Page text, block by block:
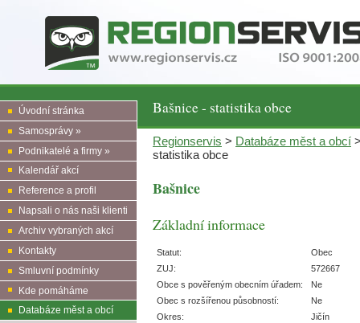
Bašnice - statistika obce
Úvodní stránka
Samosprávy »
Podnikatelé a firmy »
Kalendář akcí
Reference a profil
Napsali o nás naši klienti
Archiv vybraných akcí
Kontakty
Smluvní podmínky
Kde pomáháme
Databáze měst a obcí
Regionservis > Databáze měst a obcí
statistika obce
Bašnice
Základní informace
Statut:
Obec
ZUJ:
572667
Obce s pověřeným obecním úřadem:
Ne
Obec s rozšířenou působností:
Ne
Okres:
Jičín